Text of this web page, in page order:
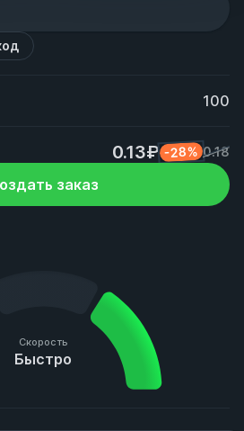
100
0.13₽ -28% 0.18
заказ
Скорость
Быстро